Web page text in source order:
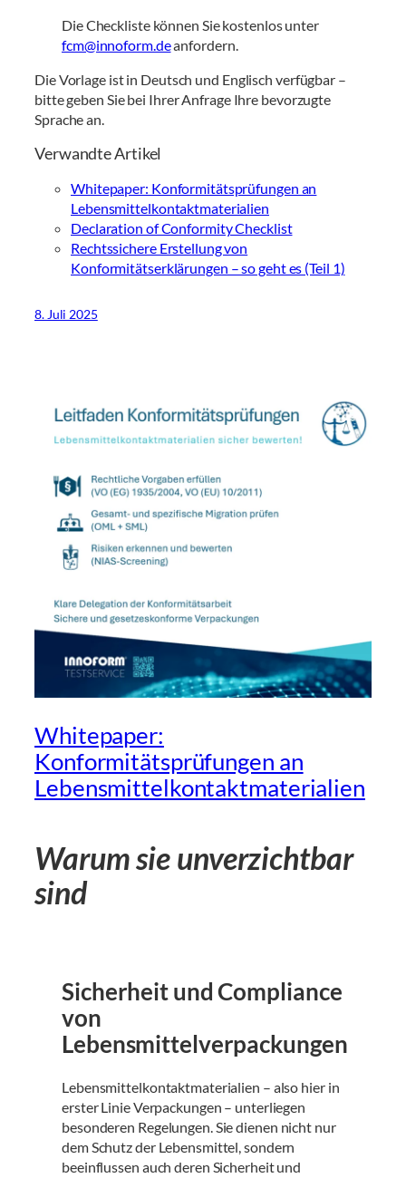
Die Checkliste können Sie kostenlos unter
fcm@innoform.deanfordern.
Die Vorlage ist in Deutsch und Englisch verfügbar –
bitte geben Sie bei Ihrer Anfrage Ihre bevorzugte
Sprache an.
Verwandte Artikel
Whitepaper: Konformitätsprüfungen an
Lebensmittelkontaktmaterialien
Declaration of Conformity Checklist
Rechtssichere Erstellung von
Konformitätserklärungen – so geht es (Teil 1)
8. Juli 2025
Whitepaper:
Konformitätsprüfungen an
Lebensmittelkontaktmaterialien
Warum sie unverzichtbar
sind
Sicherheit und Compliance
von
Lebensmittelverpackungen
Lebensmittelkontaktmaterialien – also hier in
erster Linie Verpackungen – unterliegen
besonderen Regelungen. Sie dienen nicht nur
dem Schutz der Lebensmittel, sondern
beeinflussen auch deren Sicherheit und